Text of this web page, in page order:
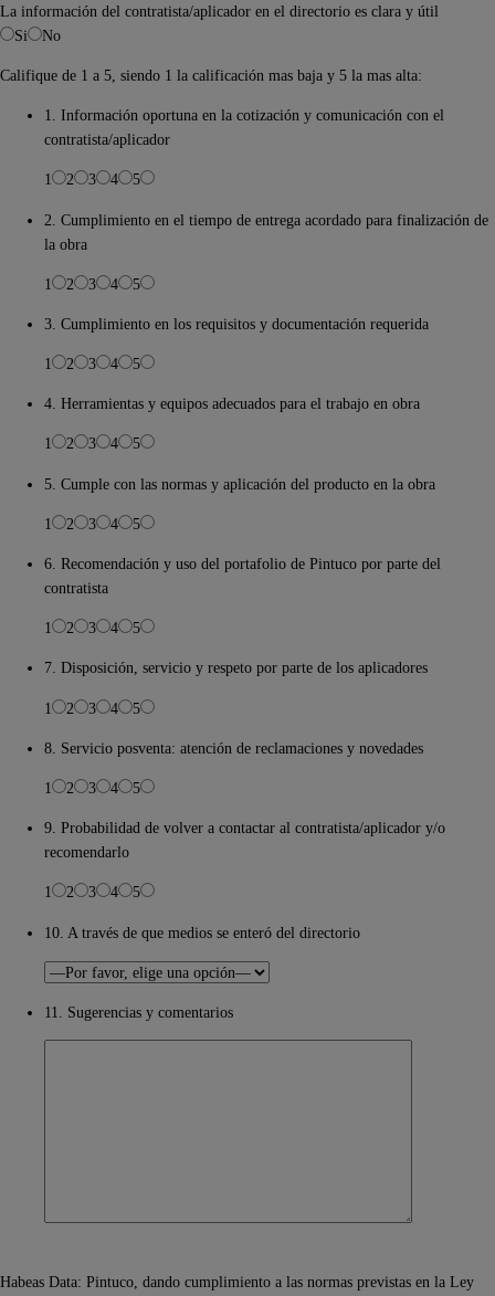
La información del contratista/aplicador en el directorio es clara y útil
Si
No
Califique de 1 a 5, siendo 1 la calificación mas baja y 5 la mas alta:
1. Información oportuna en la cotización y comunicación con el
contratista/aplicador
1 2 3 4 5
2. Cumplimiento en el tiempo de entrega acordado para finalización de
la obra
1 2 3 4 5
3. Cumplimiento en los requisitos y documentación requerida
1 2 3 4 5
4. Herramientas y equipos adecuados para el trabajo en obra
1 2 3 4 5
5. Cumple con las normas y aplicación del producto en la obra
1 2 3 4 5
6. Recomendación y uso del portafolio de Pintuco por parte del
contratista
1 2 3 4 5
7. Disposición, servicio y respeto por parte de los aplicadores
1 2 3 4 5
8. Servicio posventa: atención de reclamaciones y novedades
1 2 3 4 5
9. Probabilidad de volver a contactar al contratista/aplicador y/o
recomendarlo
1 2 3 4 5
10. A través de que medios se enteró del directorio
11. Sugerencias y comentarios
Habeas Data: Pintuco, dando cumplimiento a las normas previstas en la Ley